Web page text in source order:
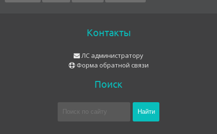
Контакты
ЛС администратору
Форма обратной связи
Поиск